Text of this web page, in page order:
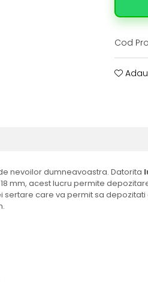
Cod
nevoilor dumneavoastra. Datorita
mm, acest lucru permite
sertare care va permit sa